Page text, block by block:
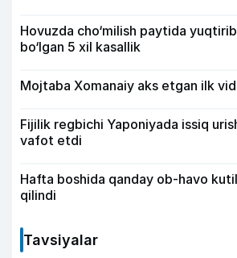
Hovuzda cho‘milish paytida
bo‘lgan 5 xil kasallik
Mojtaba Xomanaiy aks etgan ilk
Fijilik regbichi Yaponiyada issiq
vafot etdi
Hafta boshida qanday ob-havo
qilindi
Tavsiyalar